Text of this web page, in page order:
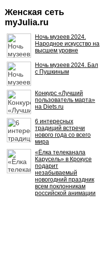
Женская сеть
myJulia.ru
Ночь музеев 2024.
Народное искусство на
высшем уровне
Ночь музеев 2024. Бал
с Пушкиным
Конкурс «Лучший
пользователь марта»
на Diets.ru
6 интересных
традиций встречи
нового года со всего
мира
«Ёлка телеканала
Карусель» в Крокусе
подарит
незабываемый
новогодний праздник
всем поклонникам
российской анимации